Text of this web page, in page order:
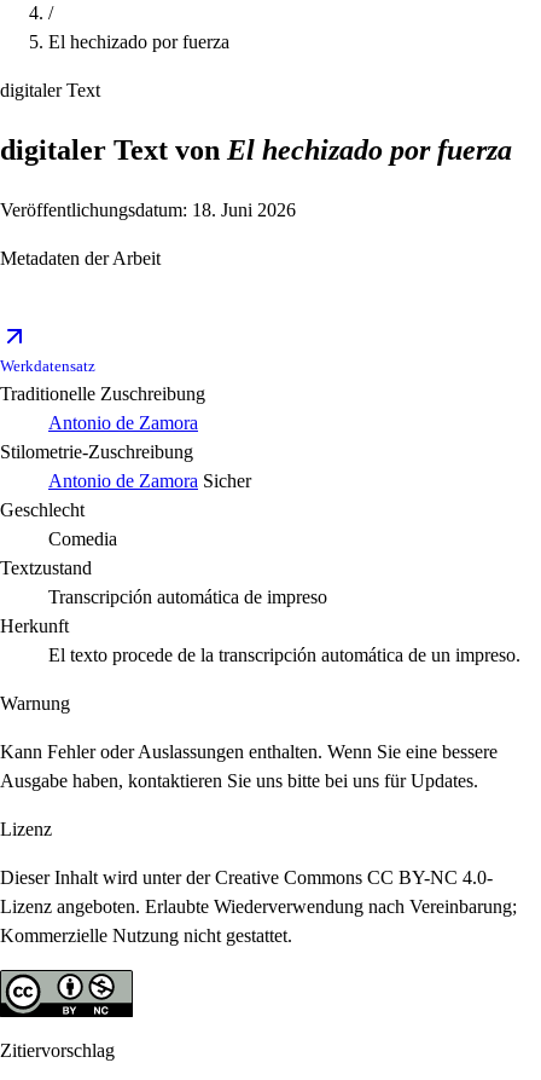
/
El hechizado por fuerza
digitaler Text
digitaler Text von El hechizado por fuerza
Veröffentlichungsdatum: 18. Juni 2026
Metadaten der Arbeit
Werkdatensatz
Traditionelle Zuschreibung
Antonio de Zamora
Stilometrie-Zuschreibung
Antonio de Zamora Sicher
Geschlecht
Comedia
Textzustand
Transcripción automática de impreso
Herkunft
El texto procede de la transcripción automática de un impreso.
Warnung
Kann Fehler oder Auslassungen enthalten. Wenn Sie eine bessere
Ausgabe haben, kontaktieren Sie uns bitte bei uns für Updates.
Lizenz
Dieser Inhalt wird unter der Creative Commons CC BY-NC 4.0-
Lizenz angeboten. Erlaubte Wiederverwendung nach Vereinbarung;
Kommerzielle Nutzung nicht gestattet.
Zitiervorschlag